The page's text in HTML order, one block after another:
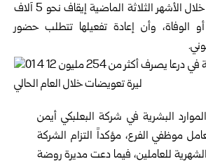
كبير، مشيرة إلى أنه تم خلال الأشهر الثلاثة الماضية إيقاف نحو 5 آلاف
وأن إعادة تفعيلها تتطلب حضور
البشرية في شركة البعلبكي أيمن
موظفي الفرع، مؤكداً التزام الشركة
للعاملين، فيما دعت مديرة روضة